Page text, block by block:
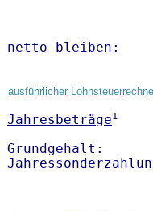
netto
ausführlicher
Jahresbeträge1
Grundgehalt: